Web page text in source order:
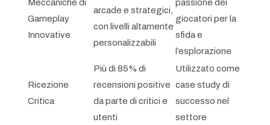
Meccaniche di
Gameplay
Innovative
arcade e strategici,
con livelli altamente
personalizzabili
passione dei
giocatori per la
sfida e
l’esplorazione
Ricezione
Critica
Più di 85% di
recensioni positive
da parte di critici e
utenti
Utilizzato come
case study di
successo nel
settore